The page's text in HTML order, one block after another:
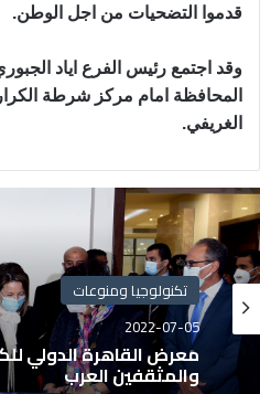
قدموا التضحيات من اجل الوطن.
وقد اجتمع رئيس الفرع اياد
المحافظة امام مركز شرطة
الغريفي.
تكنولوجيا ومنوعات
2022-07-05
معرض القاهرة الدولي
والمثقفين العرب